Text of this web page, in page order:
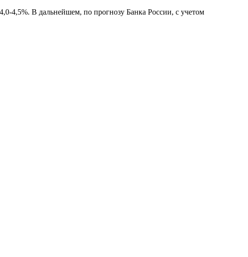
4,5%. В дальнейшем, по прогнозу Банка России, с учетом